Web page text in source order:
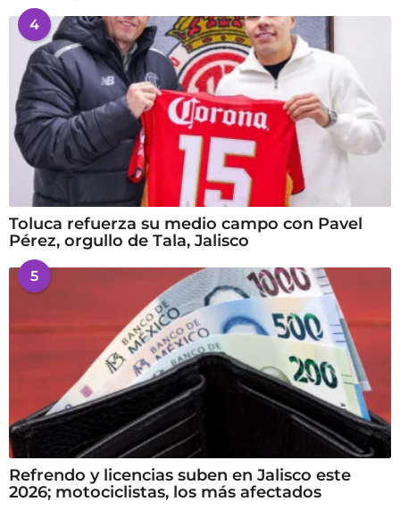
4
Toluca refuerza su medio campo con Pavel
Pérez, orgullo de Tala, Jalisco
5
Refrendo y licencias suben en Jalisco este
2026; motociclistas, los más afectados